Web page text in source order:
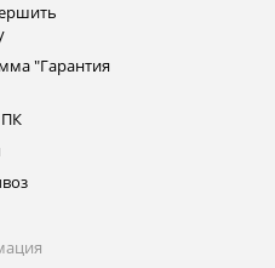
"Гарантия